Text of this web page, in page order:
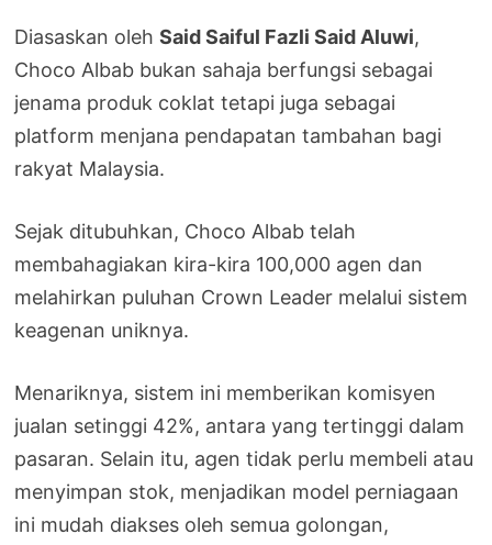
Diasaskan olehSaid Saiful Fazli Said Aluwi,
Choco Albab bukan sahaja berfungsi sebagai
jenama produk coklat tetapi juga sebagai
platform menjana pendapatan tambahan bagi
rakyat Malaysia.
Sejak ditubuhkan, Choco Albab telah
membahagiakan kira-kira 100,000 agen dan
melahirkan puluhan Crown Leader melalui sistem
keagenan uniknya.
Menariknya, sistem ini memberikan komisyen
jualan setinggi 42%, antara yang tertinggi dalam
pasaran. Selain itu, agen tidak perlu membeli atau
menyimpan stok, menjadikan model perniagaan
ini mudah diakses oleh semua golongan,